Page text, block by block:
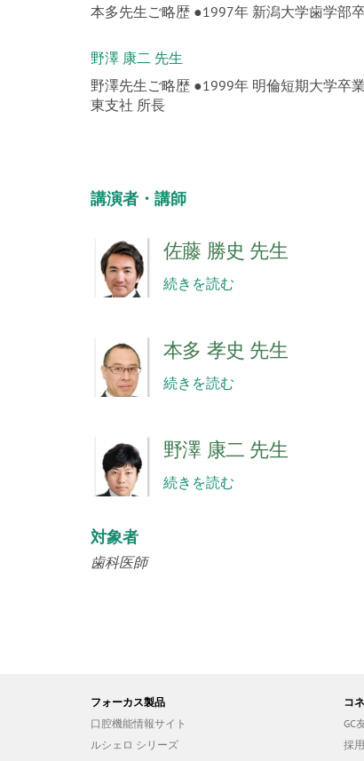
本多先生ご略歴 ●1997年 新潟大学歯学部
野澤 康二 先生
野澤先生ご略歴 ●1999年 明倫短期大学卒
東支社 所長
講演者・講師
佐藤 勝史 先生
続きを読む
本多 孝史 先生
続きを読む
野澤 康二 先生
続きを読む
対象者
歯科医師
フォーカス製品
口腔機能情報サイト
ルシェロ シリーズ
コ
GC
採